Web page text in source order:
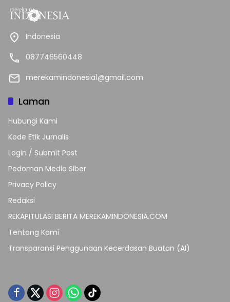
Indonesia
087746560448
merekamindonesia1@gmail.com
Laman
Hubungi Kami
Kode Etik Jurnalis
Login / Submit Post
Pedoman Media Siber
Privacy Policy
Redaksi
REKAPITULASI BERITA MEREKAMINDONESIA.COM
Tentang Kami
Transparansi Penggunaan Kecerdasan Buatan (AI)